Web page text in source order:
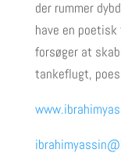
der rummer
have en
forsøger at
tankeflugt,